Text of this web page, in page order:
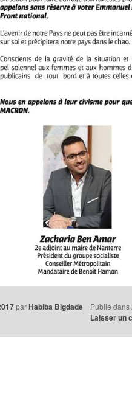
parHabiba Bigdade Publié dans
Laisser un